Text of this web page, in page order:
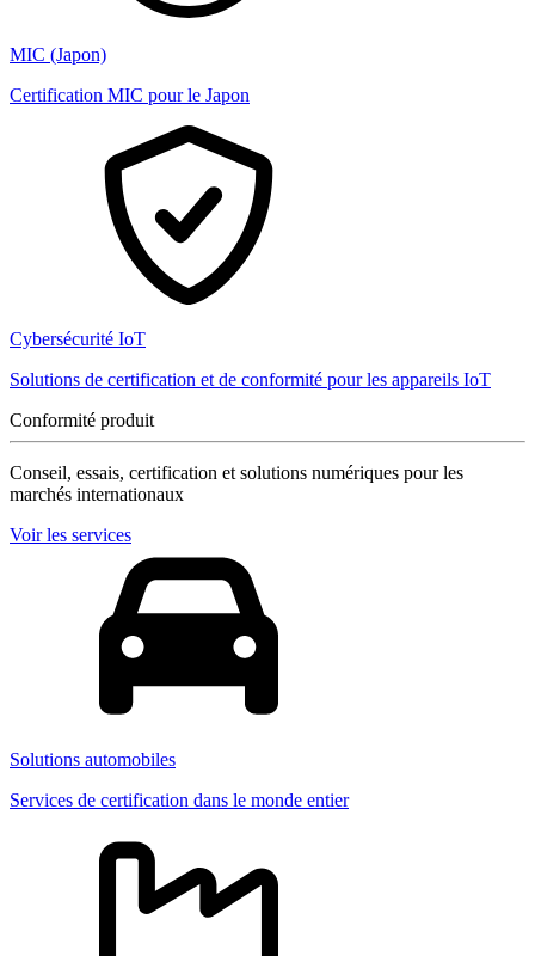
MIC (Japon)
Certification MIC pour le Japon
Cybersécurité IoT
Solutions de certification et de conformité pour les appareils IoT
Conformité produit
Conseil, essais, certification et solutions numériques pour les
marchés internationaux
Voir les services
Solutions automobiles
Services de certification dans le monde entier